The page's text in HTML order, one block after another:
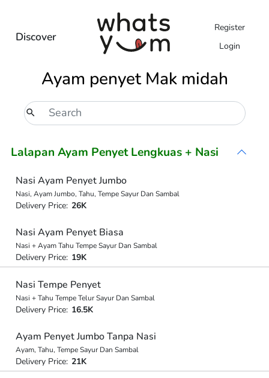
Discover
Register
Login
Ayam penyet Mak midah
Lalapan Ayam Penyet Lengkuas + Nasi
Nasi Ayam Penyet Jumbo
Nasi, Ayam Jumbo, Tahu, Tempe Sayur Dan Sambal
Delivery Price: 26K
Nasi Ayam Penyet Biasa
Nasi + Ayam Tahu Tempe Sayur Dan Sambal
Delivery Price: 19K
Nasi Tempe Penyet
Nasi + Tahu Tempe Telur Sayur Dan Sambal
Delivery Price: 16.5K
Ayam Penyet Jumbo Tanpa Nasi
Ayam, Tahu, Tempe Sayur Dan Sambal
Delivery Price: 21K